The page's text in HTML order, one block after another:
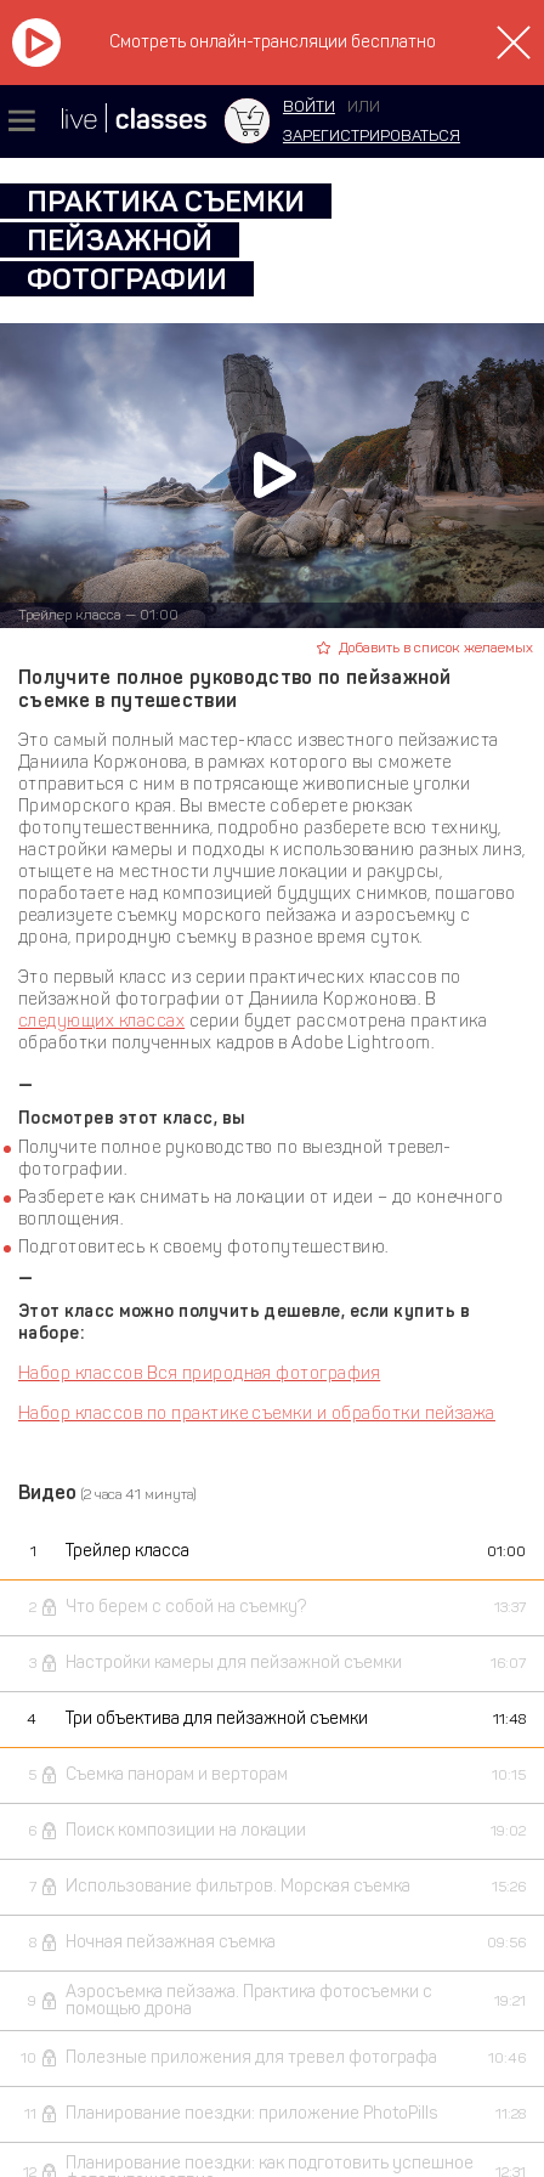
Смотреть онлайн-трансляции бесплатно
ВОЙТИ
ИЛИ
ЗАРЕГИСТРИРОВАТЬСЯ
ПРАКТИКА СЪЕМКИ
ПЕЙЗАЖНОЙ
ФОТОГРАФИИ
Трейлер класса — 01:00
Добавить в список желаемых
Получите полное руководство по пейзажной
съемке в путешествии
Это самый полный мастер-класс известного пейзажиста
Даниила Коржонова, в рамках которого вы сможете
отправиться с ним в потрясающе живописные уголки
Приморского края. Вы вместе соберете рюкзак
фотопутешественника, подробно разберете всю технику,
настройки камеры и подходы к использованию разных линз,
отыщете на местности лучшие локации и ракурсы,
поработаете над композицией будущих снимков, пошагово
реализуете съемку морского пейзажа и аэросъемку с
дрона, природную съемку в разное время суток.
Это первый класс из серии практических классов по
пейзажной фотографии от Даниила Коржонова. В
следующих классах серии будет рассмотрена практика
обработки полученных кадров в Adobe Lightroom.
—
Посмотрев этот класс, вы
Получите полное руководство по выездной тревел-
фотографии.
Разберете как снимать на локации от идеи – до конечного
воплощения.
Подготовитесь к своему фотопутешествию.
—
Этот класс можно получить дешевле, если купить в
наборе:
Набор классов Вся природная фотография
Набор классов по практике съемки и обработки пейзажа
Видео (2 часа 41 минута)
1 Трейлер класса 01:00
2 Что берем с собой на съемку? 13:37
3 Настройки камеры для пейзажной съемки 16:07
4 Три объектива для пейзажной съемки 11:48
5 Съемка панорам и верторам 10:15
6 Поиск композиции на локации 19:02
7 Использование фильтров. Морская съемка 15:26
8 Ночная пейзажная съемка 09:56
9
Аэросъемка пейзажа. Практика фотосъемки с
помощью дрона
19:21
10 Полезные приложения для тревел фотографа 10:46
11 Планирование поездки: приложение PhotoPills 11:28
12
Планирование поездки: как подготовить успешное
12:31